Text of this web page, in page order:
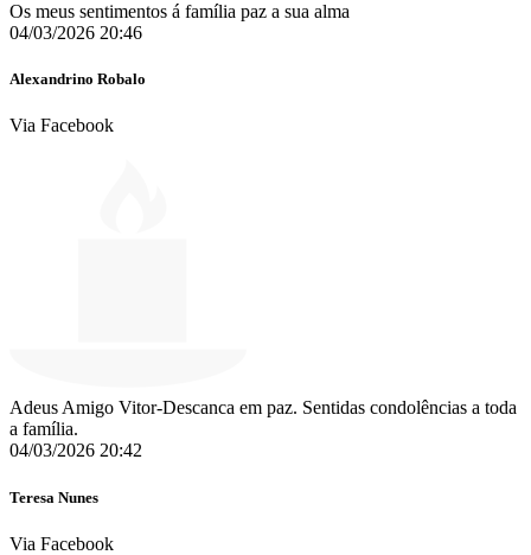
Os meus sentimentos á família paz a sua alma
04/03/2026 20:46
Alexandrino Robalo
Via Facebook
Adeus Amigo Vitor-Descanca em paz. Sentidas condolências a toda
a família.
04/03/2026 20:42
Teresa Nunes
Via Facebook